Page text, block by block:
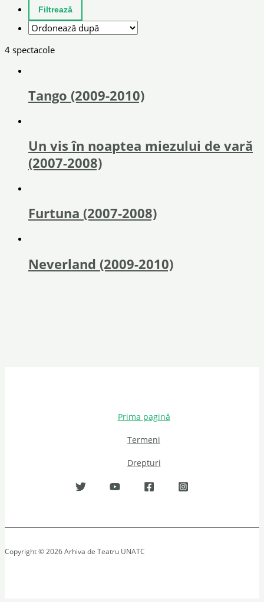
4 spectacole
Tango (2009-2010)
Un vis în noaptea miezului de vară
(2007-2008)
Furtuna (2007-2008)
Neverland (2009-2010)
Prima pagină
Termeni
Drepturi
Copyright © 2026 Arhiva de Teatru UNATC